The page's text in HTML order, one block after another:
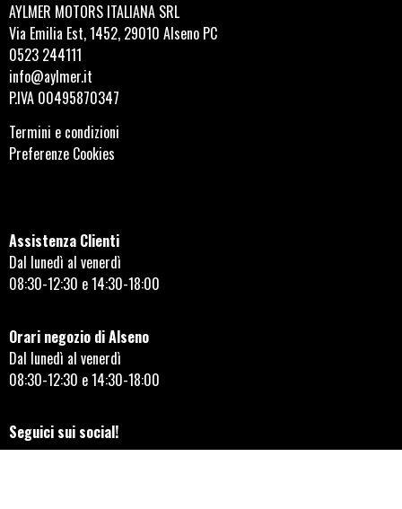
AYLMER MOTORS ITALIANA SRL
Via Emilia Est, 1452, 29010 Alseno PC
0523 244111
info@aylmer.it
P.IVA 00495870347
Termini e condizioni
Preferenze Cookies
Assistenza Clienti
Dal lunedì al venerdì
08:30-12:30 e 14:30-18:00
Orari negozio di Alseno
Dal lunedì al venerdì
08:30-12:30 e 14:30-18:00
Seguici sui social!